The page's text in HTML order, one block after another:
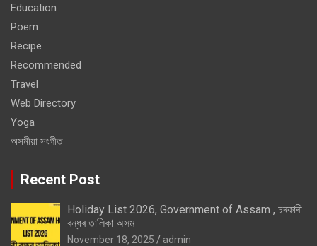
Education
Poem
Recipe
Recommended
Travel
Web Directory
Yoga
অসমীয়া সংগীত
Recent Post
Holiday List 2026, Government of Assam , চৰকাৰী
বন্ধৰ তালিকা অসম
November 18, 2025 admin